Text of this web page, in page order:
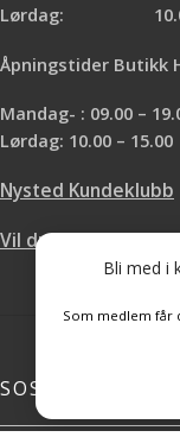
Lørdag: 10.00
Åpningstider Butikk
Mandag- : 09.00 –
Lørdag: 10.00 – 15.00
Nysted Kundeklubb
Vil du leie hos oss?
SOSIALE MEDIER
Bli med i
Som medlem får